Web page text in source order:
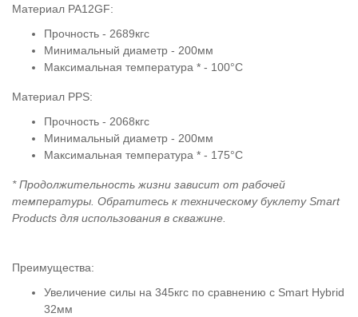
Материал PA12GF:
Прочность - 2689кгс
Минимальный диаметр - 200мм
Максимальная температура * - 100°C
Материал PPS:
Прочность - 2068кгс
Минимальный диаметр - 200мм
Максимальная температура * - 175°C
* Продолжительность жизни зависит от рабочей
температуры. Обратитесь к техническому буклету Smart
Products для использования в скважине.
Преимущества:
Увеличение силы на 345кгс по сравнению с Smart Hybrid
32мм